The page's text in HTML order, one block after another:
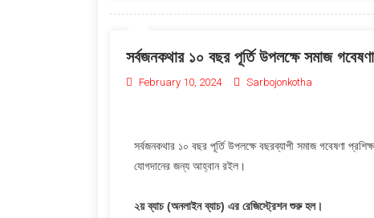
সর্বজনকথার ১০ বছর পূর্তি উপলক্ষে সমাজ গবেষণা
February 10, 2024 Sarbojonkotha
সর্বজনকথার ১০ বছর পূর্তি উপলক্ষে বছরব্যাপী সমাজ গবেষণা
যোগদানের জন্য আহ্বান রইল।
২য় ব্যাচ (অনলাইন ব্যাচ) এর রেজিস্ট্রেশন শুরু হল।